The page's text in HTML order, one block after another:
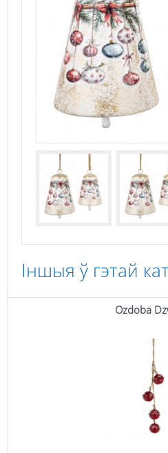
Іншыя ў гэтай
Ozdoba